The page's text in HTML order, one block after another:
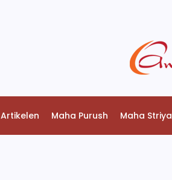
Artikelen Maha Purush Maha Striya